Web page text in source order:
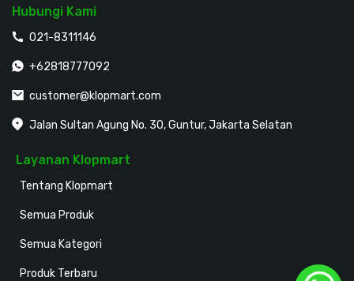
Hubungi Kami
021-8311146
+62818777092
customer@klopmart.com
Jalan Sultan Agung No. 30, Guntur, Jakarta Selatan
Layanan Klopmart
Tentang Klopmart
Semua Produk
Semua Kategori
Produk Terbaru